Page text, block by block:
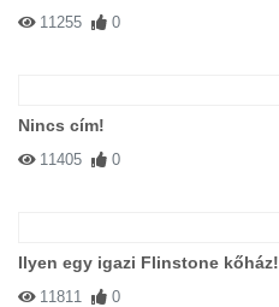
11255 0
Nincs cím!
11405 0
Ilyen egy igazi Flinstone kőház!
11811 0